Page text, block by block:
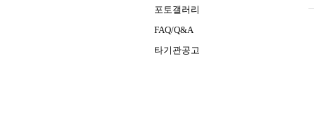
포토갤러리
FAQ/Q&A
타기관공고